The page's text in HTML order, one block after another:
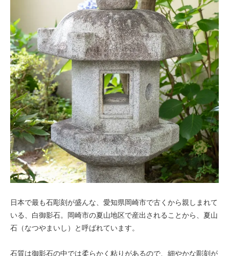
日本で最も石彫刻が盛んな、愛知県岡崎市で古くから親しまれて
いる、白御影石。岡崎市の夏山地区で産出されることから、夏山
石（なつやまいし）と呼ばれています。
石質は御影石の中では柔らかく粘りがあるので、細やかな彫刻が